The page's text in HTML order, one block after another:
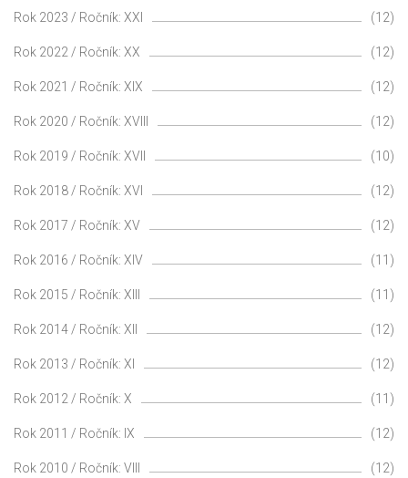
Rok 2023 / Ročník: XXI (12)
Rok 2022 / Ročník: XX (12)
Rok 2021 / Ročník: XIX (12)
Rok 2020 / Ročník: XVIII (12)
Rok 2019 / Ročník: XVII (10)
Rok 2018 / Ročník: XVI (12)
Rok 2017 / Ročník: XV (12)
Rok 2016 / Ročník: XIV (11)
Rok 2015 / Ročník: XIII (11)
Rok 2014 / Ročník: XII (12)
Rok 2013 / Ročník: XI (12)
Rok 2012 / Ročník: X (11)
Rok 2011 / Ročník: IX (12)
Rok 2010 / Ročník: VIII (12)